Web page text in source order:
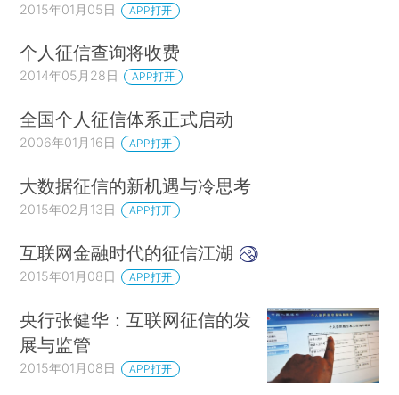
2015年01月05日 APP打开
个人征信查询将收费
2014年05月28日 APP打开
全国个人征信体系正式启动
2006年01月16日 APP打开
大数据征信的新机遇与冷思考
2015年02月13日 APP打开
互联网金融时代的征信江湖
2015年01月08日 APP打开
央行张健华：互联网征信的发
展与监管
2015年01月08日 APP打开